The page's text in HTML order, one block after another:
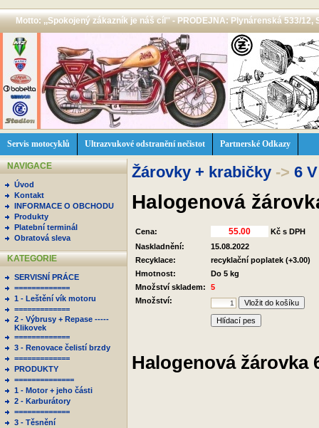
Motto: ,,Spokojený zákazník je náš cíl'' - PRODEJNA: Plynárenská 533/12,
Servis motocyklů Ultrazvukové odstranění nečistot Partnerské Odkazy
NAVIGACE
Úvod
Kontakt
INFORMACE O OBCHODU
Produkty
Platební terminál
Obratová sleva
KATEGORIE
SERVISNÍ PRÁCE
=============
1 - Leštění vík motoru
=============
2 - Výbrusy + Repase -----
Klikovek
=============
3 - Renovace čelistí brzdy
=============
PRODUKTY
==============
1 - Motor + jeho části
2 - Karburátory
=============
3 - Těsnění
Žárovky + krabičky -> 6 V
Halogenová
Cena:
Kč s DPH
Naskladnění:
15.08.2022
Recyklace:
recyklační poplatek (+3.00)
Hmotnost:
Do 5 kg
Množství skladem:
5
Množství:
Hlídací pes
Halogenová žárovka